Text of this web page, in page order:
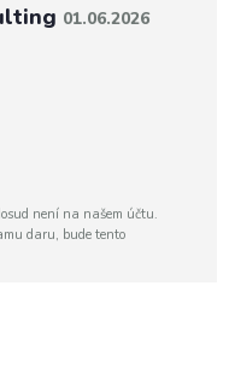
01.06.2026
není na našem účtu.
daru, bude tento